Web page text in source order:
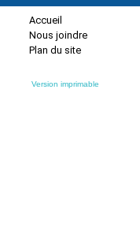
Accueil
Nous joindre
Plan du site
Version imprimable